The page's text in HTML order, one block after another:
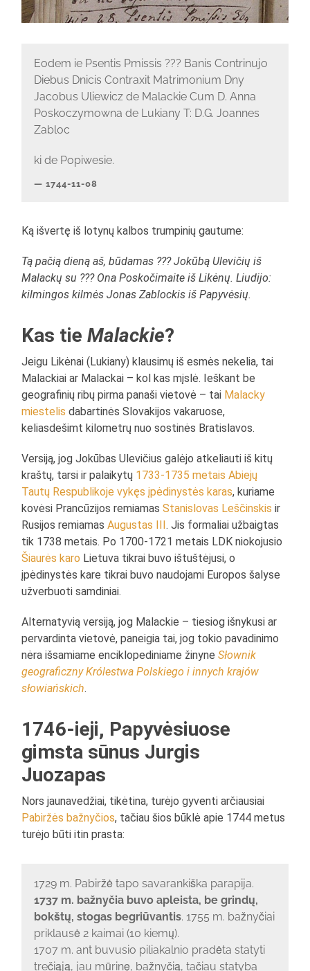
Eodem ie Psentis Pmissis ??? Banis Contrinujo
Diebus Dnicis Contraxit Matrimonium Dny
Jacobus Uliewicz de Malackie Cum D. Anna
Poskoczymowna de Lukiany T: D.G. Joannes
Zabloc
ki de Popiwesie.
1744-11-08
Ką išvertę iš lotynų kalbos trumpinių gautume:
Tą pačią dieną aš, būdamas ??? Jokūbą Ulevičių iš
Malackų su ??? Ona Poskočimaite iš Likėnų. Liudijo:
kilmingos kilmės Jonas Zablockis iš Papyvėsių.
Kas tieMalackie?
Jeigu Likėnai (Lukiany) klausimų iš esmės nekelia, tai
Malackiai ar Malackai – kol kas mįslė. Ieškant be
geografinių ribų pirma panaši vietovė – tai Malacky
miestelis dabartinės Slovakijos vakaruose,
keliasdešimt kilometrų nuo sostinės Bratislavos.
Versiją, jog Jokūbas Ulevičius galėjo atkeliauti iš kitų
kraštų, tarsi ir palaikytų 1733-1735 metais Abiejų
Tautų Respublikoje vykęs įpėdinystės karas, kuriame
kovėsi Prancūzijos remiamasStanislovas Leščinskis ir
Rusijos remiamasAugustas III. Jis formaliai užbaigtas
tik 1738 metais. Po 1700-1721 metais LDK niokojusio
Šiaurės karo Lietuva tikrai buvo ištuštėjusi, o
įpėdinystės kare tikrai buvo naudojami Europos šalyse
užverbuoti samdiniai.
Alternatyvią versiją, jog Malackie – tiesiog išnykusi ar
pervardinta vietovė, paneigia tai, jog tokio pavadinimo
nėra išsamiame enciklopediniame žinyneSłownik
geograficzny Królestwa Polskiego i innych krajów
słowiańskich.
1746-ieji, Papyvėsiuose
gimsta sūnus Jurgis
Juozapas
Nors jaunavedžiai, tikėtina, turėjo gyventi arčiausiai
Pabiržės bažnyčios, tačiau šios būklė apie 1744 metus
turėjo būti itin prasta:
1729 m. Pabiržė tapo savarankiška parapija.
1737 m. bažnyčia buvo apleista, be grindų,
bokštų, stogas begriūvantis. 1755 m. bažnyčiai
priklausė 2 kaimai (10 kiemų).
1707 m. ant buvusio piliakalnio pradėta statyti
trečiąją, jau mūrinę, bažnyčią, tačiau statyba